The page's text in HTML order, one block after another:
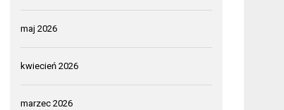
maj 2026
kwiecień 2026
marzec 2026